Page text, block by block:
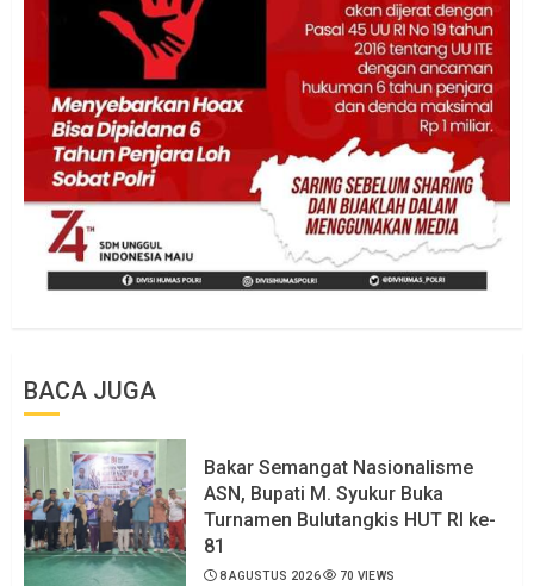
BACA JUGA
Bakar Semangat Nasionalisme
ASN, Bupati M. Syukur Buka
Turnamen Bulutangkis HUT RI ke-
81
8 AGUSTUS 2026 70 VIEWS